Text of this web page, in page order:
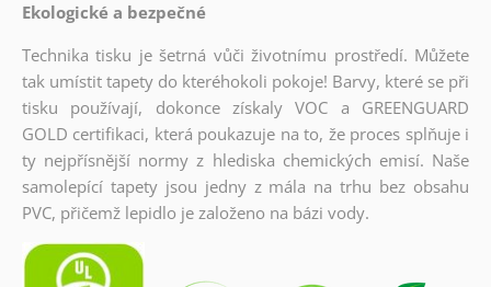
Ekologické a bezpečné
Technika tisku je šetrná vůči životnímu prostředí. Můžete
tak umístit tapety do kteréhokoli pokoje! Barvy, které se při
tisku používají, dokonce získaly VOC a GREENGUARD
GOLD certifikaci, která poukazuje na to, že proces splňuje i
ty nejpřísnější normy z hlediska chemických emisí. Naše
samolepící tapety jsou jedny z mála na trhu bez obsahu
PVC, přičemž lepidlo je založeno na bázi vody.